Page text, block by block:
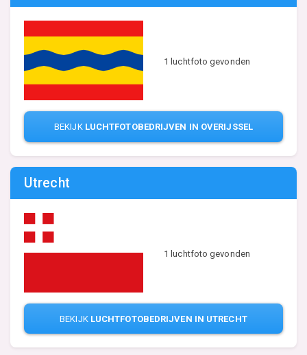
1 luchtfoto gevonden
BEKIJK LUCHTFOTOBEDRIJVEN IN OVERIJSSEL
Utrecht
1 luchtfoto gevonden
BEKIJK LUCHTFOTOBEDRIJVEN IN UTRECHT